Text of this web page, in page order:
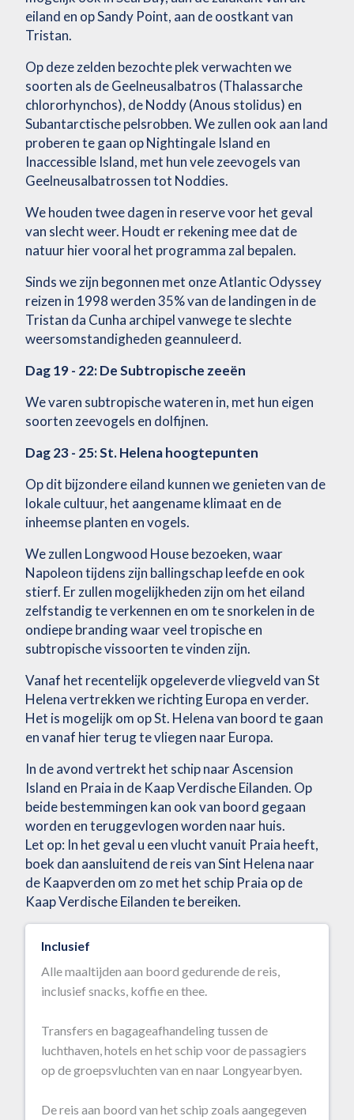
eiland en op Sandy Point, aan de oostkant van
Tristan.
Op deze zelden bezochte plek verwachten we
soorten als de Geelneusalbatros (Thalassarche
chlororhynchos), de Noddy (Anous stolidus) en
Subantarctische pelsrobben. We zullen ook aan land
proberen te gaan op Nightingale Island en
Inaccessible Island, met hun vele zeevogels van
Geelneusalbatrossen tot Noddies.
We houden twee dagen in reserve voor het geval
van slecht weer. Houdt er rekening mee dat de
natuur hier vooral het programma zal bepalen.
Sinds we zijn begonnen met onze Atlantic Odyssey
reizen in 1998 werden 35% van de landingen in de
Tristan da Cunha archipel vanwege te slechte
weersomstandigheden geannuleerd.
Dag 19 - 22: De Subtropische zeeën
We varen subtropische wateren in, met hun eigen
soorten zeevogels en dolfijnen.
Dag 23 - 25: St. Helena hoogtepunten
Op dit bijzondere eiland kunnen we genieten van de
lokale cultuur, het aangename klimaat en de
inheemse planten en vogels.
We zullen Longwood House bezoeken, waar
Napoleon tijdens zijn ballingschap leefde en ook
stierf. Er zullen mogelijkheden zijn om het eiland
zelfstandig te verkennen en om te snorkelen in de
ondiepe branding waar veel tropische en
subtropische vissoorten te vinden zijn.
Vanaf het recentelijk opgeleverde vliegveld van St
Helena vertrekken we richting Europa en verder.
Het is mogelijk om op St. Helena van boord te gaan
en vanaf hier terug te vliegen naar Europa.
In de avond vertrekt het schip naar Ascension
Island en Praia in de Kaap Verdische Eilanden. Op
beide bestemmingen kan ook van boord gegaan
worden en teruggevlogen worden naar huis.
Let op: In het geval u een vlucht vanuit Praia heeft,
boek dan aansluitend de reis van Sint Helena naar
de Kaapverden om zo met het schip Praia op de
Kaap Verdische Eilanden te bereiken.
Inclusief
Alle maaltijden aan boord gedurende de reis,
inclusief snacks, koffie en thee.
Transfers en bagageafhandeling tussen de
luchthaven, hotels en het schip voor de passagiers
op de groepsvluchten van en naar Longyearbyen.
De reis aan boord van het schip zoals aangegeven